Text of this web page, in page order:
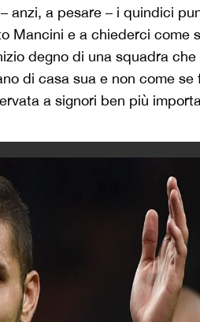
anzi, a pesare – i quindici
Mancini e a chiederci come
degno di una squadra
di casa sua e non come se
a signori ben più